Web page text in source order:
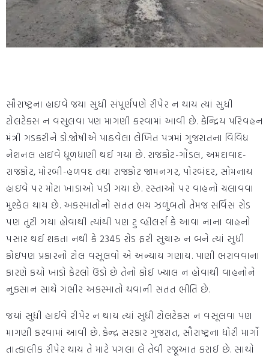
સૌરાષ્ટ્રના હાઇવે જયા સુધી સંપૂર્ણપણે રીપેર ન થાય ત્યાં સુધી
ટોલટેકસ ન વસુલવા પણ માગણી કરવામાં આવી છે. કેન્દ્રિય પરિવહન
મંત્રી ગડકરીને ડો.જોષીએ પાઠવેલા લેખિત પત્રમાં ગુજરાતના વિવિધ
નેશનલ હાઇવે ધૂળધાણી થઈ ગયા છે. રાજકોટ-ગોંડલ, અમદાવાદ-
રાજકોટ, મોરબી-હળવદ તથા રાજકોટ જામનગર, પોરબંદર, સોમનાથ
હાઇવે પર મોટા ખાડાઓ પડી ગયા છે. રસ્તાઓ પર વાહનો ચલાવવા
મુશ્કેલ થાય છે. અકસ્માતોનો સતત ભય ઝળુંબતો તેમજ સર્વિસ રોડ
પણ તુટી ગયા હોવાથી ત્યાંથી પણ ટુ વ્હીલર્સ કે આવા નાના વાહનો
પસાર થઈ શકતા નથી કે 2345 રોડ ફરી સુચારુ ન બને ત્યાં સુધી
કોઇપણ પ્રકારનો ટોલ વસૂલવો એ અન્યાય ગણાય. પાણી ભરાવવાના
કારણે કયો ખાડો કેટલો ઉંડો છે તેનો કોઈ ખ્યાલ ન હોવાથી વાહનોને
નુકસાન સાથે ગંભીર અકસ્માતો થવાની સતત ભીતિ છે.
જયાં સુધી હાઈવે રીપેર ન થાય ત્યાં સુધી ટોલટેકસ ન વસૂલવા પણ
માગણી કરવામાં આવી છે. કેન્દ્ર સરકાર ગુજરાત, સૌરાષ્ટ્રના ધોરી માર્ગો
તાત્કાલીક રીપેર થાય તે માટે પગલા લે તેવી રજૂઆત કરાઈ છે. સાથો